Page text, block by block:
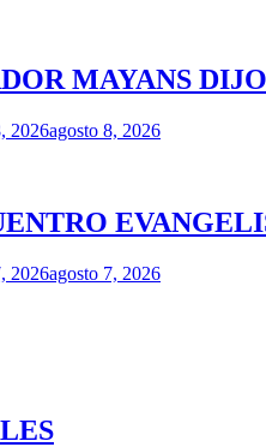
MAYANS
2026agosto 8, 2026
2026agosto 7, 2026